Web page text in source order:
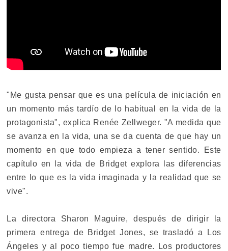
"Me gusta pensar que es una película de iniciación en
un momento más tardío de lo habitual en la vida de la
protagonista", explica Renée Zellweger. "A medida que
se avanza en la vida, una se da cuenta de que hay un
momento en que todo empieza a tener sentido. Este
capítulo en la vida de Bridget explora las diferencias
entre lo que es la vida imaginada y la realidad que se
vive".
La directora Sharon Maguire, después de dirigir la
primera entrega de Bridget Jones, se trasladó a Los
Ángeles y al poco tiempo fue madre. Los productores